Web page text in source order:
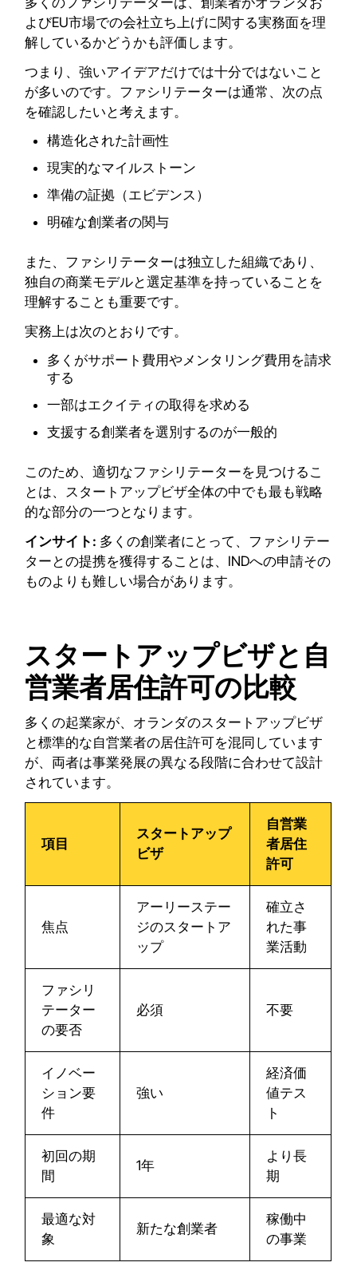
よびEU市場での会社立ち上げに関する実務面を理
解しているかどうかも評価します。
つまり、強いアイデアだけでは十分ではないこと
が多いのです。ファシリテーターは通常、次の点
を確認したいと考えます。
構造化された計画性
現実的なマイルストーン
準備の証拠（エビデンス）
明確な創業者の関与
また、ファシリテーターは独立した組織であり、
独自の商業モデルと選定基準を持っていることを
理解することも重要です。
実務上は次のとおりです。
多くがサポート費用やメンタリング費用を請求
する
一部はエクイティの取得を求める
支援する創業者を選別するのが一般的
このため、適切なファシリテーターを見つけるこ
とは、スタートアップビザ全体の中でも最も戦略
的な部分の一つとなります。
インサイト: 多くの創業者にとって、ファシリテー
ターとの提携を獲得することは、INDへの申請その
ものよりも難しい場合があります。
スタートアップビザと自
営業者居住許可の比較
多くの起業家が、オランダのスタートアップビザ
と標準的な自営業者の居住許可を混同しています
が、両者は事業発展の異なる段階に合わせて設計
されています。
項目
スタートアップ
ビザ
自営業
者居住
許可
焦点
アーリーステー
ジのスタートア
ップ
確立さ
れた事
業活動
ファシリ
テーター
の要否
必須 不要
イノベー
ション要
件
強い
経済価
値テス
ト
初回の期
間
1年
より長
期
最適な対
象
新たな創業者
稼働中
の事業